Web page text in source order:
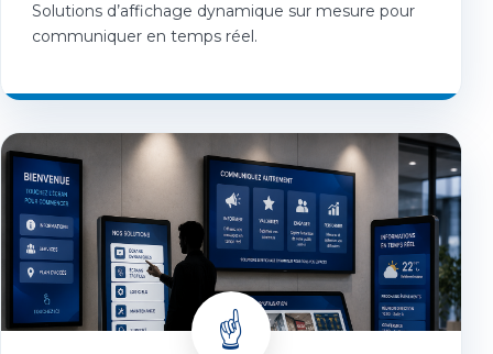
Solutions d’affichage dynamique sur mesure pour
communiquer en temps réel.
☝️